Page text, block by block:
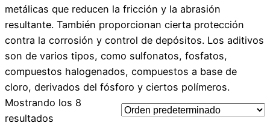
metálicas que reducen la fricción y la abrasión
resultante. También proporcionan cierta protección
contra la corrosión y control de depósitos. Los aditivos
son de varios tipos, como sulfonatos, fosfatos,
compuestos halogenados, compuestos a base de
cloro, derivados del fósforo y ciertos polímeros.
Mostrando los 8
resultados